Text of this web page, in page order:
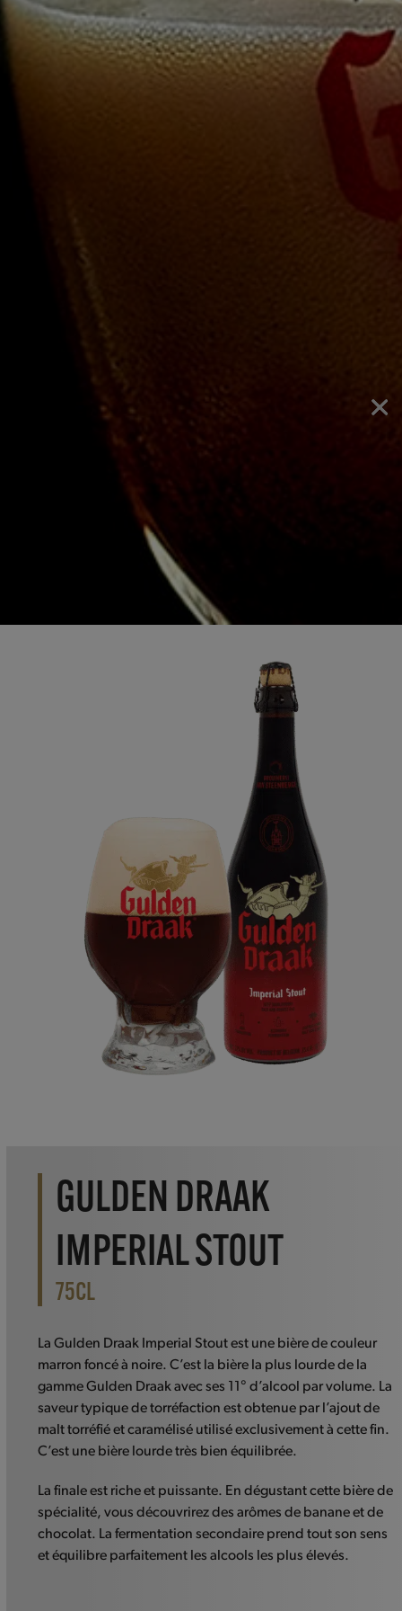
GULDEN DRAAK
IMPERIAL STOUT
75CL
La Gulden Draak Imperial Stout est une bière de couleur
marron foncé à noire. C’est la bière la plus lourde de la
gamme Gulden Draak avec ses 11° d’alcool par volume. La
saveur typique de torréfaction est obtenue par l’ajout de
malt torréfié et caramélisé utilisé exclusivement à cette fin.
C’est une bière lourde très bien équilibrée.
La finale est riche et puissante. En dégustant cette bière de
spécialité, vous découvrirez des arômes de banane et de
chocolat. La fermentation secondaire prend tout son sens
et équilibre parfaitement les alcools les plus élevés.